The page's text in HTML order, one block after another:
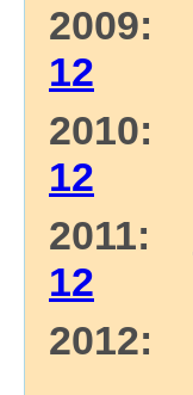
2009:
12
2010:
12
2011:
12
2012: